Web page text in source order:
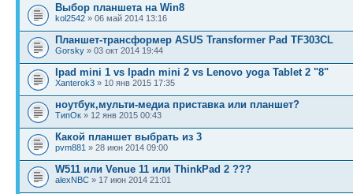
Выбор планшета на Win8
kol2542 » 06 май 2014 13:16
Планшет-трансформер ASUS Transformer Pad TF303CL
Gorsky » 03 окт 2014 19:44
Ipad mini 1 vs Ipadn mini 2 vs Lenovo yoga Tablet 2 "8"
Xanterok3 » 10 янв 2015 17:35
ноутбук,мульти-медиа приставка или планшет?
ТипОк » 12 янв 2015 00:43
Какой планшет выбрать из 3
pvm881 » 28 июн 2014 09:00
W511 или Venue 11 или ThinkPad 2 ???
alexNBC » 17 июн 2014 21:01